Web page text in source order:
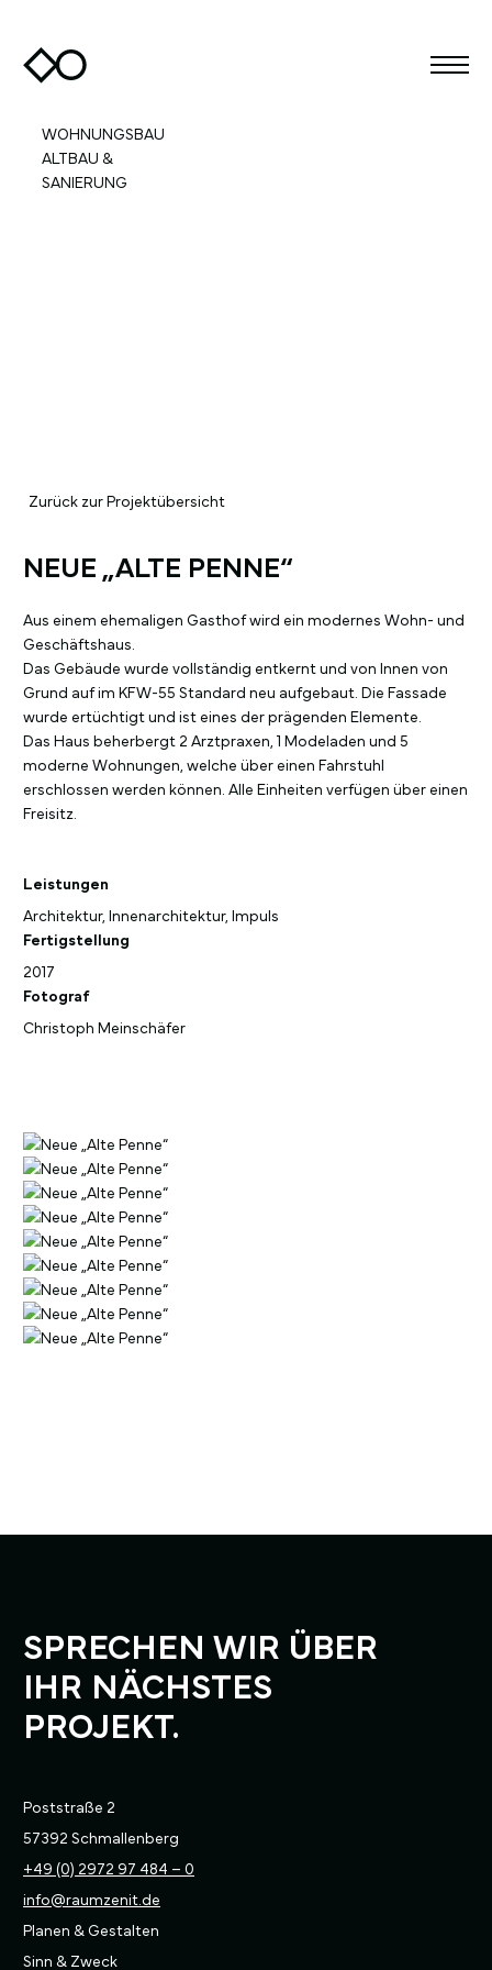
WOHNUNGSBAU
ALTBAU &
SANIERUNG
Zurück zur Projektübersicht
NEUE „ALTE PENNE“
Aus einem ehemaligen Gasthof wird ein modernes Wohn- und
Geschäftshaus.
Das Gebäude wurde vollständig entkernt und von Innen von
Grund auf im KFW-55 Standard neu aufgebaut. Die Fassade
wurde ertüchtigt und ist eines der prägenden Elemente.
Das Haus beherbergt 2 Arztpraxen, 1 Modeladen und 5
moderne Wohnungen, welche über einen Fahrstuhl
erschlossen werden können. Alle Einheiten verfügen über einen
Freisitz.
Leistungen
Architektur, Innenarchitektur, Impuls
Fertigstellung
2017
Fotograf
Christoph Meinschäfer
SPRECHEN WIR ÜBER
IHR NÄCHSTES
PROJEKT.
Poststraße 2
57392 Schmallenberg
+49 (0) 2972 97 484 – 0
info@raumzenit.de
Planen & Gestalten
Sinn & Zweck